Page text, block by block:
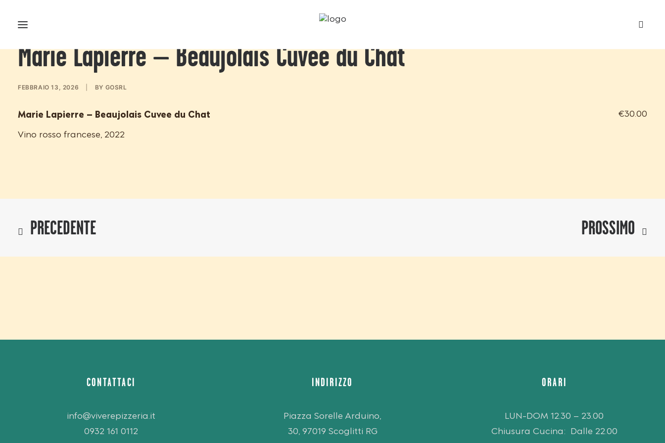
Marie Lapierre – Beaujolais Cuvee du Chat
FEBBRAIO 13, 2026 BY GOSRL
Marie Lapierre – Beaujolais Cuvee du Chat
€30.00
Vino rosso francese, 2022
PRECEDENTE PROSSIMO
CONTATTACI
info@viverepizzeria.it
0932 161 0112
INDIRIZZO
Piazza Sorelle Arduino,
30, 97019 Scoglitti RG
ORARI
LUN-DOM 12.30 – 23.00
Chiusura Cucina: Dalle 22.00